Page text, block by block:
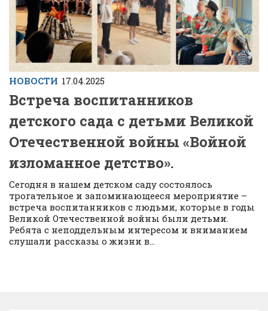
НОВОСТИ 17.04.2025
Встреча воспитанников
детского сада с детьми Великой
Отечественной войны «Войной
изломанное детство».
Сегодня в нашем детском саду состоялось
трогательное и запоминающееся мероприятие –
встреча воспитанников с людьми, которые в годы
Великой Отечественной войны были детьми.
Ребята с неподдельным интересом и вниманием
слушали рассказы о жизни в...